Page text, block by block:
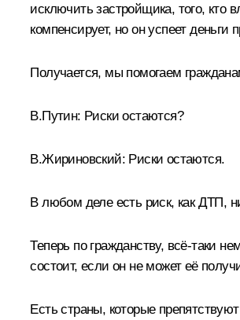
исключить застройщика, того, кто
компенсирует, но он успеет деньги
Получается, мы помогаем
В.Путин: Риски остаются?
В.Жириновский: Риски остаются.
В любом деле есть риск, как ДТП,
Теперь по гражданству, всё‑таки
состоит, если он не может её
Есть страны, которые